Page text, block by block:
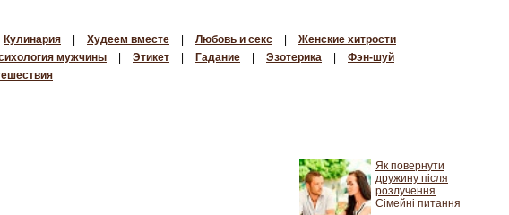
Кулинария Худеем вместе Любовь и секс
Женские хитрости
мужчины Этикет Гадание Эзотерика
Фэн-шуй
Як повернути
дружину після
розлучення
Сімейні питання